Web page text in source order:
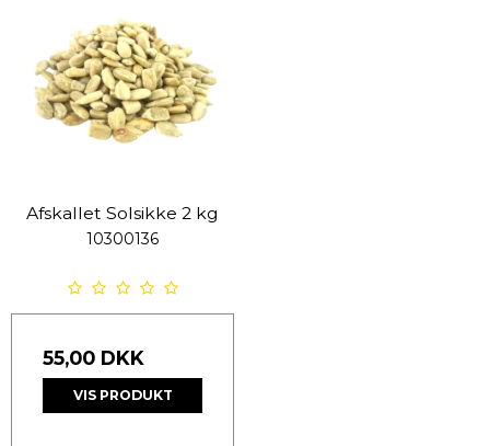
Afskallet Solsikke 2 kg
10300136
55,00 DKK
VIS PRODUKT